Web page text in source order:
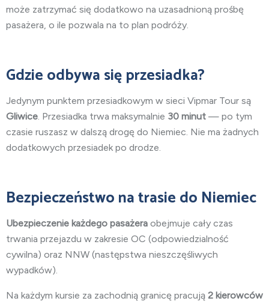
może zatrzymać się dodatkowo na uzasadnioną prośbę
pasażera, o ile pozwala na to plan podróży.
Gdzie odbywa się przesiadka?
Jedynym punktem przesiadkowym w sieci Vipmar Tour są
Gliwice . Przesiadka trwa maksymalnie 30 minut — po tym
czasie ruszasz w dalszą drogę do Niemiec. Nie ma żadnych
dodatkowych przesiadek po drodze.
Bezpieczeństwo na trasie do Niemiec
Ubezpieczenie każdego pasażera obejmuje cały czas
trwania przejazdu w zakresie OC (odpowiedzialność
cywilna) oraz NNW (następstwa nieszczęśliwych
wypadków).
Na każdym kursie za zachodnią granicę pracują 2 kierowców